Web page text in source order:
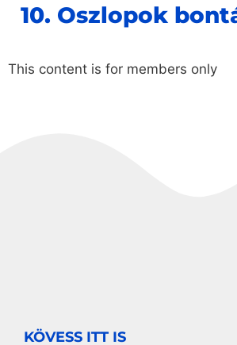
10. Oszlopok
This content is for members only
KÖVESS ITT IS